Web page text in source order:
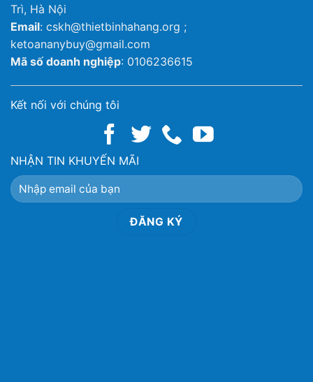
Trì, Hà Nội
Email: cskh@thietbinhahang.org ;
ketoananybuy@gmail.com
Mã số doanh nghiệp: 0106236615
Kết nối với chúng tôi
NHẬN TIN KHUYẾN MÃI